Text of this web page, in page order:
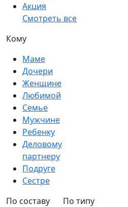
Акция
Смотреть все
Кому
Маме
Дочери
Женщине
Любимой
Семье
Мужчине
Ребенку
Деловому
партнеру
Подруге
Сестре
По составу
По типу